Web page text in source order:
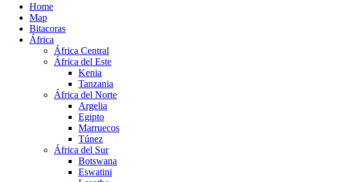
Home
Map
Bitacoras
África
África Central
África del Este
Kenia
Tanzania
África del Norte
Argelia
Egipto
Marruecos
Túnez
África del Sur
Botswana
Eswatini